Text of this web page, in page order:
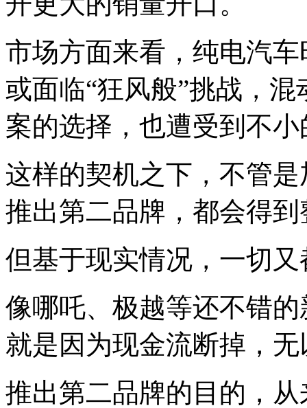
市场方面来看，纯电汽
或面临“狂风般”挑战，
案的选择，也遭受到不
这样的契机之下，不管
推出第二品牌，都会得
但基于现实情况，一切
像哪吒、极越等还不错
就是因为现金流断掉，
推出第二品牌的目的，